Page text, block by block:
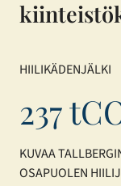
HIILIKÄDENJÄLKI
237
KUVAA
OSAPUOLEN